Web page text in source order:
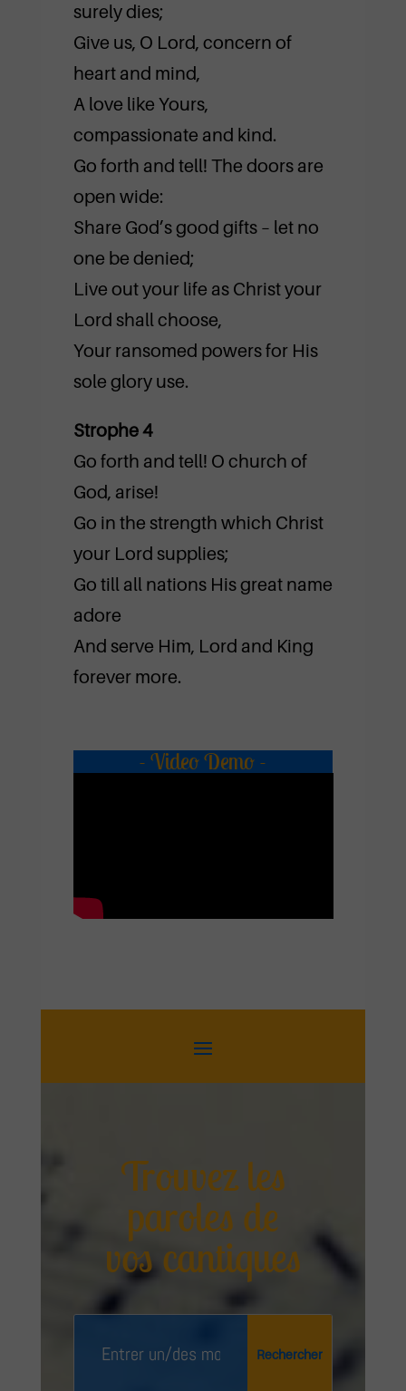
surely dies;
Give us, O Lord, concern of
heart and mind,
A love like Yours,
compassionate and kind.
Go forth and tell! The doors are
open wide:
Share God’s good gifts – let no
one be denied;
Live out your life as Christ your
Lord shall choose,
Your ransomed powers for His
sole glory use.
Strophe 4
Go forth and tell! O church of
God, arise!
Go in the strength which Christ
your Lord supplies;
Go till all nations His great name
adore
And serve Him, Lord and King
forever more.
- Video Demo -
Trouvez les
paroles de
vos cantiques